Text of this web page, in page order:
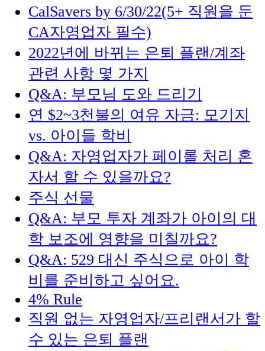
CalSavers by 6/30/22(5+ 직원을 둔
CA자영업자 필수)
2022년에 바뀌는 은퇴 플랜/계좌
관련 사항 몇 가지
Q&A: 부모님 도와 드리기
연 $2~3천불의 여유 자금: 모기지
vs. 아이들 학비
Q&A: 자영업자가 페이롤 처리 혼
자서 할 수 있을까요?
주식 선물
Q&A: 부모 투자 계좌가 아이의 대
학 보조에 영향을 미칠까요?
Q&A: 529 대신 주식으로 아이 학
비를 준비하고 싶어요.
4% Rule
직원 없는 자영업자/프리랜서가 할
수 있는 은퇴 플랜